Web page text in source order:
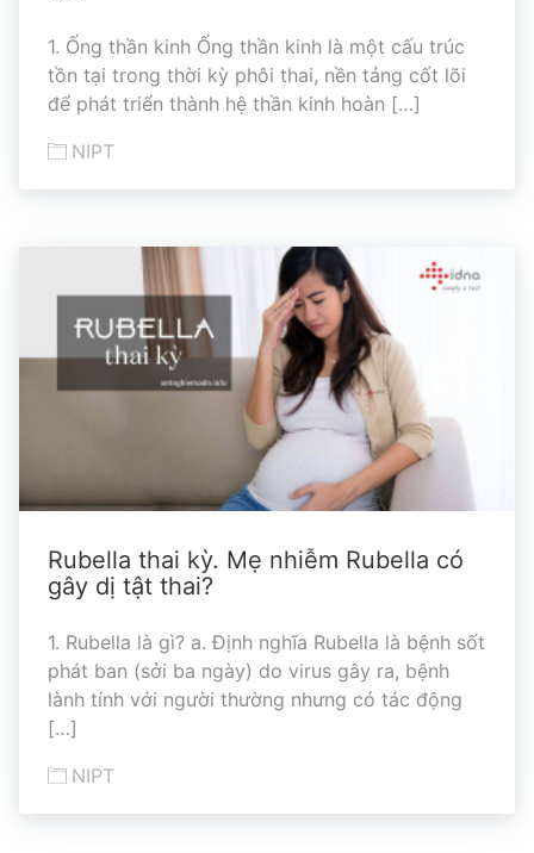
1. Ống thần kinh Ống thần kinh là một cấu trúc
tồn tại trong thời kỳ phôi thai, nền tảng cốt lõi
để phát triển thành hệ thần kinh hoàn […]
NIPT
Rubella thai kỳ. Mẹ nhiễm Rubella có
gây dị tật thai?
1. Rubella là gì? a. Định nghĩa Rubella là bệnh sốt
phát ban (sởi ba ngày) do virus gây ra, bệnh
lành tính với người thường nhưng có tác động
[…]
NIPT